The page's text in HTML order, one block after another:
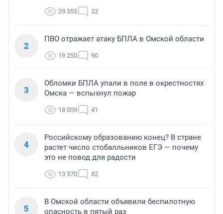
29 555 22
2
ПВО отражает атаку БПЛА в Омской области
19 250 90
3
Обломки БПЛА упали в поле в окрестностях
Омска — вспыхнул пожар
18 009 41
4
Российскому образованию конец? В стране
растет число стобалльников ЕГЭ — почему
это не повод для радости
13 570 82
5
В Омской области объявили беспилотную
опасность в пятый раз